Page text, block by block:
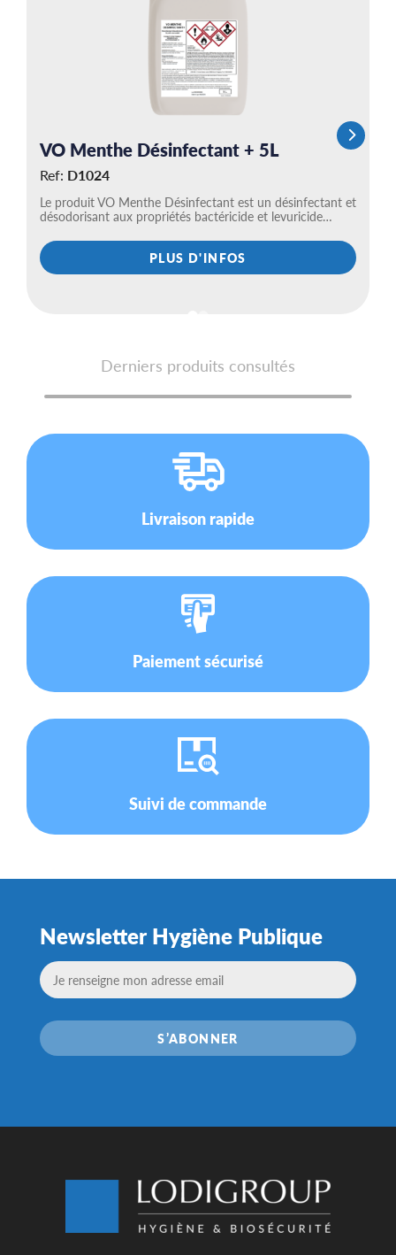
VO Menthe Désinfectant + 5L
Ref: D1024
Le produit VO Menthe Désinfectant est un désinfectant et
désodorisant aux propriétés bactéricide et levuricide…
PLUS D'INFOS
Derniers produits consultés
Livraison rapide
Paiement sécurisé
Suivi de commande
Newsletter Hygiène Publique
S’ABONNER